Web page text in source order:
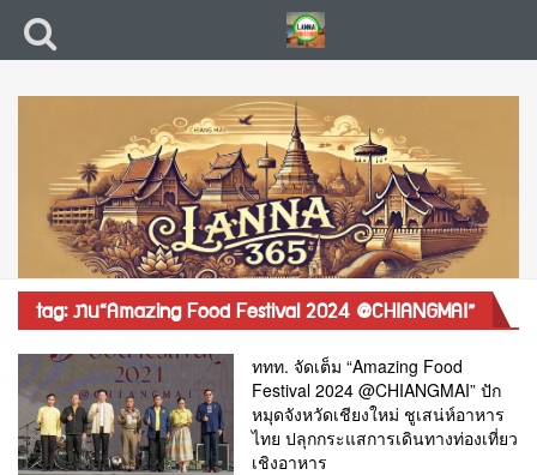
tag: งาน“Amazing Food Festival 2024 @CHIANGMAI”
ททท. จัดเต็ม “Amazing Food
Festival 2024 @CHIANGMAI” ปัก
หมุดจังหวัดเชียงใหม่ ชูเสน่ห์อาหาร
ไทย ปลุกกระแสการเดินทางท่องเที่ยว
เชิงอาหาร